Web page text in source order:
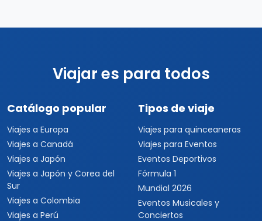
Viajar es para todos
Catálogo popular
Viajes a Europa
Viajes a Canadá
Viajes a Japón
Viajes a Japón y Corea del
Sur
Viajes a Colombia
Viajes a Perú
Tipos de viaje
Viajes para quinceaneras
Viajes para Eventos
Eventos Deportivos
Fórmula 1
Mundial 2026
Eventos Musicales y
Conciertos